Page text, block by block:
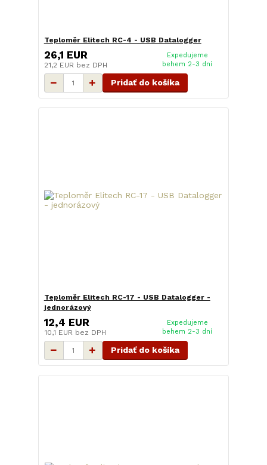
Teploměr Elitech RC-4 - USB Datalogger
26,1 EUR
21,2 EUR bez DPH
Expedujeme
behem 2-3 dní
Pridať do košíka
Teploměr Elitech RC-17 - USB Datalogger -
jednorázový
12,4 EUR
10,1 EUR bez DPH
Expedujeme
behem 2-3 dní
Pridať do košíka